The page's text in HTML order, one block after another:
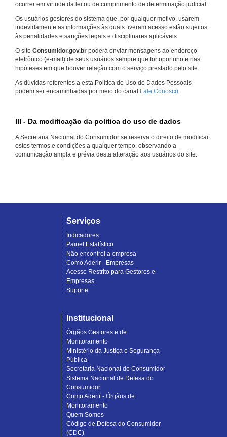
ocorrer em virtude da lei ou de cumprimento de determinação judicial.
Os usuários gestores do sistema que, por qualquer motivo, usarem
indevidamente as informações às quais tiveram acesso estão sujeitos
às penalidades e sanções legais e disciplinares aplicáveis.
O site Consumidor.gov.br poderá enviar mensagens ao endereço
eletrônico (e-mail) de seus usuários sempre que for oportuno e nas
hipóteses em que houver relação com o serviço prestado pelo site.
As dúvidas referentes a esta Política de Uso de Dados Pessoais
podem ser encaminhadas por meio do canal Fale Conosco.
III - Da modificação da politica do uso de dados
A Secretaria Nacional do Consumidor se reserva o direito de modificar
estes termos e condições a qualquer tempo, observando a
comunicação ampla e prévia desta alteração aos usuários do site.
Serviços
Indicadores
Painel Estatístico
Não encontrei a empresa
Como Aderir - Empresas
Acesso Restrito para Gestores e
Empresas
Suporte
Institucional
Órgãos Gestores e de
Monitoramento
Ministério da Justiça e Segurança
Pública
Secretaria Nacional do Consumidor
Sistema Nacional de Defesa do
Consumidor
Como Aderir - Órgãos de
Monitoramento
Quem Somos
Código de Defesa do Consumidor
(CDC)